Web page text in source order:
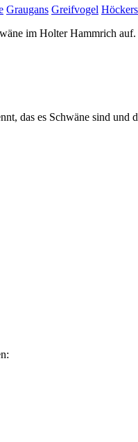
Graugans Greifvogel
im Holter Hammrich
das es Schwäne sind